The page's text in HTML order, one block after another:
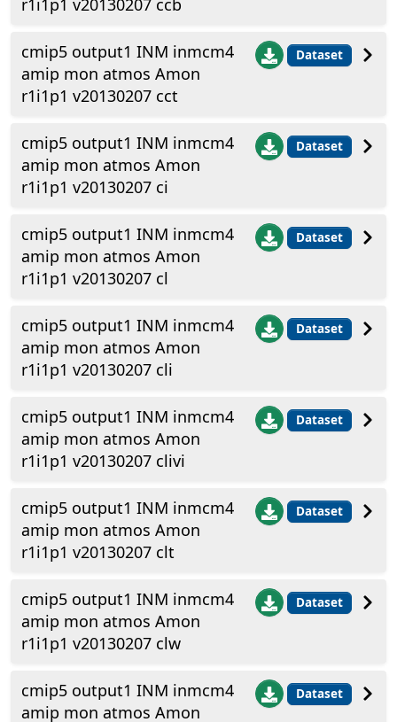
r1i1p1 v20130207 ccb
cmip5 output1 INM inmcm4
amip mon atmos Amon
r1i1p1 v20130207 cct
Dataset
cmip5 output1 INM inmcm4
amip mon atmos Amon
r1i1p1 v20130207 ci
Dataset
cmip5 output1 INM inmcm4
amip mon atmos Amon
r1i1p1 v20130207 cl
Dataset
cmip5 output1 INM inmcm4
amip mon atmos Amon
r1i1p1 v20130207 cli
Dataset
cmip5 output1 INM inmcm4
amip mon atmos Amon
r1i1p1 v20130207 clivi
Dataset
cmip5 output1 INM inmcm4
amip mon atmos Amon
r1i1p1 v20130207 clt
Dataset
cmip5 output1 INM inmcm4
amip mon atmos Amon
r1i1p1 v20130207 clw
Dataset
cmip5 output1 INM inmcm4
amip mon atmos Amon
Dataset